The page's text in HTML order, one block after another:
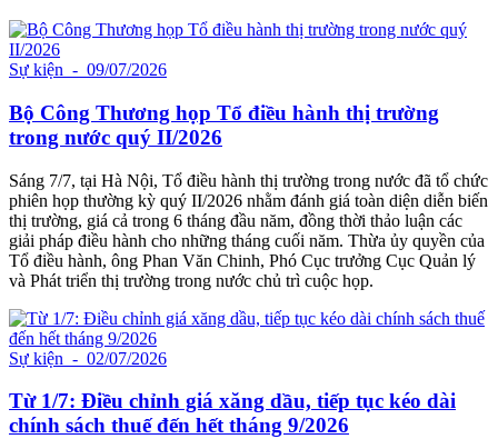
Sự kiện - 09/07/2026
Bộ Công Thương họp Tổ điều hành thị trường
trong nước quý II/2026
Sáng 7/7, tại Hà Nội, Tổ điều hành thị trường trong nước đã tổ chức
phiên họp thường kỳ quý II/2026 nhằm đánh giá toàn diện diễn biến
thị trường, giá cả trong 6 tháng đầu năm, đồng thời thảo luận các
giải pháp điều hành cho những tháng cuối năm. Thừa ủy quyền của
Tổ điều hành, ông Phan Văn Chinh, Phó Cục trưởng Cục Quản lý
và Phát triển thị trường trong nước chủ trì cuộc họp.
Sự kiện - 02/07/2026
Từ 1/7: Điều chỉnh giá xăng dầu, tiếp tục kéo dài
chính sách thuế đến hết tháng 9/2026